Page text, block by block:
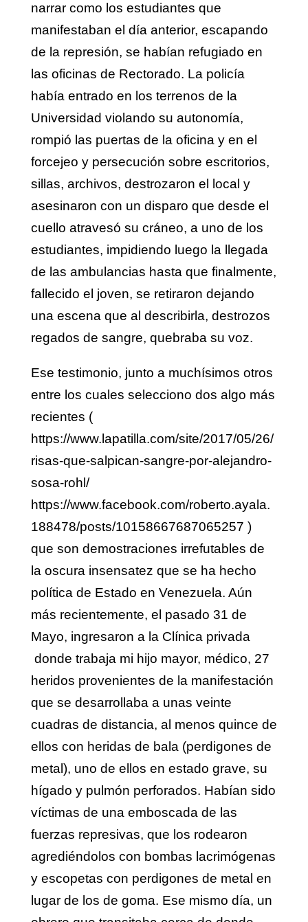
narrar como los estudiantes que
manifestaban el día anterior, escapando
de la represión, se habían refugiado en
las oficinas de Rectorado. La policía
había entrado en los terrenos de la
Universidad violando su autonomía,
rompió las puertas de la oficina y en el
forcejeo y persecución sobre escritorios,
sillas, archivos, destrozaron el local y
asesinaron con un disparo que desde el
cuello atravesó su cráneo, a uno de los
estudiantes, impidiendo luego la llegada
de las ambulancias hasta que finalmente,
fallecido el joven, se retiraron dejando
una escena que al describirla, destrozos
regados de sangre, quebraba su voz.
Ese testimonio, junto a muchísimos otros
entre los cuales selecciono dos algo más
recientes (
https://www.lapatilla.com/site/2017/05/26/
risas-que-salpican-sangre-por-alejandro-
sosa-rohl/
https://www.facebook.com/roberto.ayala.
188478/posts/10158667687065257 )
que son demostraciones irrefutables de
la oscura insensatez que se ha hecho
política de Estado en Venezuela. Aún
más recientemente, el pasado 31 de
Mayo, ingresaron a la Clínica privada
donde trabaja mi hijo mayor, médico, 27
heridos provenientes de la manifestación
que se desarrollaba a unas veinte
cuadras de distancia, al menos quince de
ellos con heridas de bala (perdigones de
metal), uno de ellos en estado grave, su
hígado y pulmón perforados. Habían sido
víctimas de una emboscada de las
fuerzas represivas, que los rodearon
agrediéndolos con bombas lacrimógenas
y escopetas con perdigones de metal en
lugar de los de goma. Ese mismo día, un